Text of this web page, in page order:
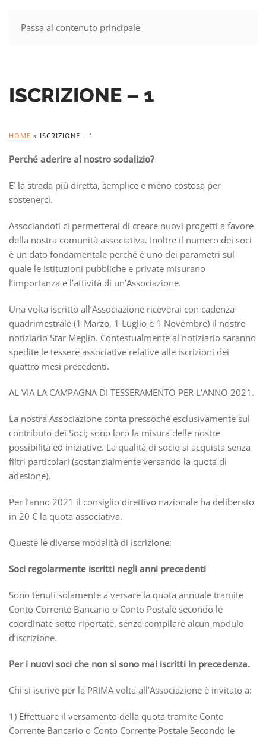
Passa al contenuto principale
MENU
ISCRIZIONE – 1
HOME » ISCRIZIONE – 1
Perché aderire al nostro sodalizio?
E’ la strada più diretta, semplice e meno costosa per
sostenerci.
Associandoti ci permetterai di creare nuovi progetti a favore
della nostra comunità associativa. Inoltre il numero dei soci
è un dato fondamentale perché è uno dei parametri sul
quale le Istituzioni pubbliche e private misurano
l’importanza e l’attività di un’Associazione.
Una volta iscritto all’Associazione riceverai con cadenza
quadrimestrale (1 Marzo, 1 Luglio e 1 Novembre) il nostro
notiziario Star Meglio. Contestualmente al notiziario saranno
spedite le tessere associative relative alle iscrizioni dei
quattro mesi precedenti.
AL VIA LA CAMPAGNA DI TESSERAMENTO PER L’ANNO 2021.
La nostra Associazione conta pressoché esclusivamente sul
contributo dei Soci; sono loro la misura delle nostre
possibilità ed iniziative. La qualità di socio si acquista senza
filtri particolari (sostanzialmente versando la quota di
adesione).
Per l’anno 2021 il consiglio direttivo nazionale ha deliberato
in 20 € la quota associativa.
Queste le diverse modalità di iscrizione:
Soci regolarmente iscritti negli anni precedenti
Sono tenuti solamente a versare la quota annuale tramite
Conto Corrente Bancario o Conto Postale secondo le
coordinate sotto riportate, senza compilare alcun modulo
d’iscrizione.
Per i nuovi soci che non si sono mai iscritti in precedenza.
Chi si iscrive per la PRIMA volta all’Associazione è invitato a:
1) Effettuare il versamento della quota tramite Conto
Corrente Bancario o Conto Corrente Postale Secondo le